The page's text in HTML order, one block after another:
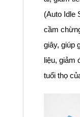
(Auto Idle
cầm
giây, giúp
liệu, giảm
tuổi thọ